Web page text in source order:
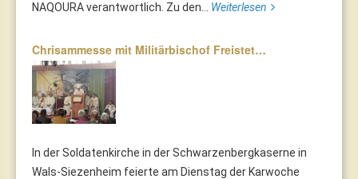
NAQOURA verantwortlich. Zu den... Weiterlesen
Chrisammesse mit Militärbischof Freistet…
In der Soldatenkirche in der Schwarzenbergkaserne in
Wals-Siezenheim feierte am Dienstag der Karwoche